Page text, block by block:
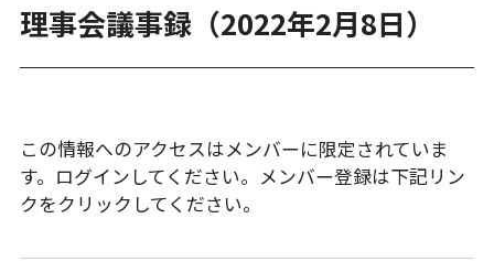
理事会議事録（2022年2月8日）
この情報へのアクセスはメンバーに限定されていま
す。ログインしてください。メンバー登録は下記リン
クをクリックしてください。